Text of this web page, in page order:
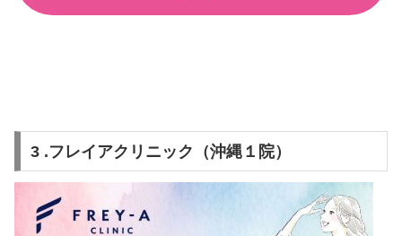
3 .フレイアクリニック（沖縄１院）